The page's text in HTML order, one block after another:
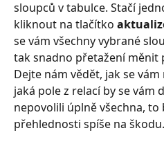
sloupců v tabulce. Stačí
kliknout na tlačítko
se vám všechny vybrané
tak snadno přetažení měnit
Dejte nám vědět, jak se
jaká pole z relací by se vám
nepovolili úplně všechna, to
přehlednosti spíše na škodu.